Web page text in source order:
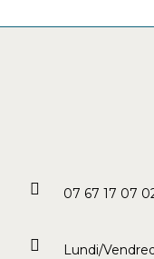
07 67 17 07
Lundi/